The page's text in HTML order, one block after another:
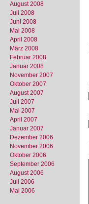
August 2008
Juli 2008
Juni 2008
Mai 2008
April 2008
März 2008
Februar 2008
Januar 2008
November 2007
Oktober 2007
August 2007
Juli 2007
Mai 2007
April 2007
Januar 2007
Dezember 2006
November 2006
Oktober 2006
September 2006
August 2006
Juli 2006
Mai 2006